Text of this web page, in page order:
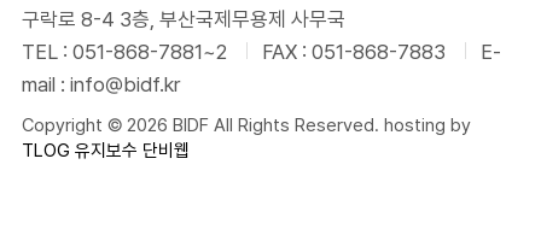
구락로 8-4 3층, 부산국제무용제 사무국
TEL : 051-868-7881~2
FAX : 051-868-7883
E-
mail : info@bidf.kr
Copyright © 2026 BIDF All Rights Reserved. hosting by
TLOG 유지보수 단비웹